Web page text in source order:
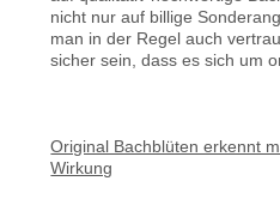
nicht nur auf billige
man in der Regel auch
sicher sein, dass es sich um
Original Bachblüten erkennt
Wirkung